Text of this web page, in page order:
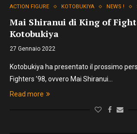
ACTION FIGURE KOTOBUKIYA NEWS !
Mai Shiranui di King of
Kotobukiya
27 Gennaio 2022
Kotobukiya ha presentato il prossimo
Fighters ’98, ovvero Mai Shiranui…
Read more